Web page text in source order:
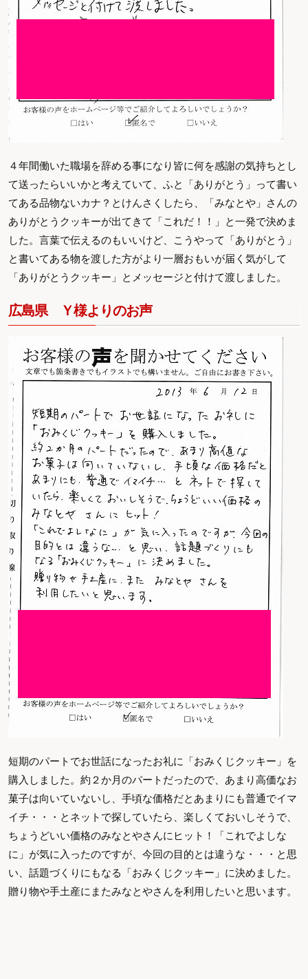
４年間働いた職場を辞める事になり皆に何を感謝の気持ちとし
て送ったらいいかと考えていて、ふと「ありがとう」って書い
てある品物ないカナ？とけんさくしたら、「みなとや」さんの
ありがとうクッキーが出てきて「これだ！！」と一発で決めま
した。言葉で伝えるのもいいけど、こうやって「ありがとう」
と書いてある物を渡した方がより一層おもいが届く気がして
「ありがとうクッキー」とメッセージと付けて渡しました。
広島県 Ｙ様よりのお声
短期のパートでお世話になったお礼に「おみくじクッキー」を
購入しました。約２か月のパートだったので、あまり高価なお
菓子は向いていないし、手頃な価格だとあまりにも普通でイマ
イチ・・・とネットで探していたら、楽しくておいしそうで、
ちょうどいい価格のみなとやさんにヒット！「これでよしな
に」が気に入ったのですが、今回の目的とは違うな・・・と思
い、話題づくりにもなる「おみくじクッキー」に決めました。
贈り物や手土産にまたみなとやさんを利用したいと思います。